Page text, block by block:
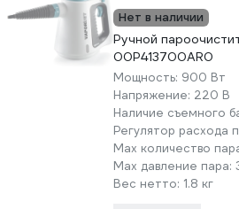
Нет в наличии
Ручной
00P413700AR0
Мощность: 900 Вт
Напряжение: 220 В
Наличие съемного
Регулятор расхода
Мах количество
Max давление пара:
Вес нетто: 1.8 кг